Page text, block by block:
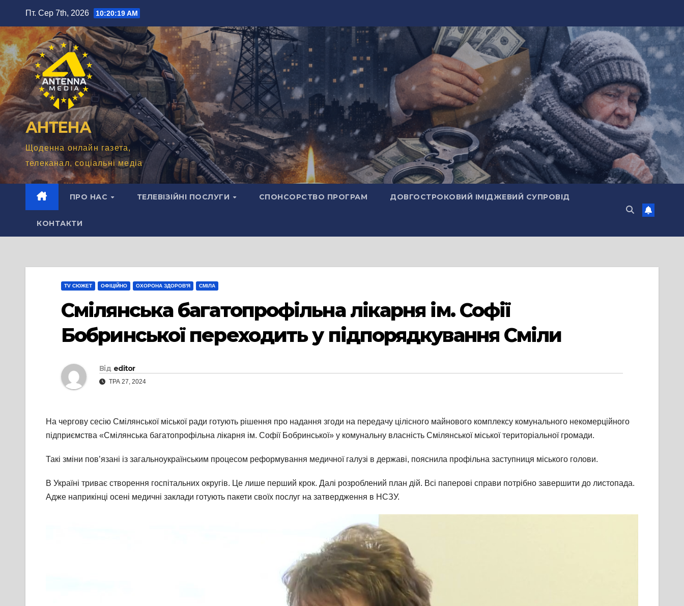
вмісту
Пт. Сер 7th, 2026 10:20:20 AM
АНТЕНА
Щоденна онлайн газета,
телеканал, соціальні медіа
ПРО НАС ТЕЛЕВІЗІЙНІ ПОСЛУГИ СПОНСОРСТВО ПРОГРАМ ДОВГОСТРОКОВИЙ ІМІДЖЕВИЙ СУПРОВІД
КОНТАКТИ
TV СЮЖЕТ ОФІЦІЙНО ОХОРОНА ЗДОРОВ'Я СМІЛА
Смілянська багатопрофільна лікарня ім. Софії
Бобринської переходить у підпорядкування Сміли
Від editor
ТРА 27, 2024
На чергову сесію Смілянської міської ради готують рішення про надання згоди на передачу цілісного майнового комплексу комунального некомерційного
підприємства «Смілянська багатопрофільна лікарня ім. Софії Бобринської» у комунальну власність Смілянської міської територіальної громади.
Такі зміни пов’язані із загальноукраїнським процесом реформування медичної галузі в державі, пояснила профільна заступниця міського голови.
В Україні триває створення госпітальних округів. Це лише перший крок. Далі розроблений план дій. Всі паперові справи потрібно завершити до листопада.
Адже наприкінці осені медичні заклади готують пакети своїх послуг на затвердження в НСЗУ.